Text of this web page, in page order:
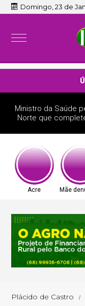
Domingo, 23 de
Ministro da Saúde
Norte que
Acre Mãe
Plácido de Castro